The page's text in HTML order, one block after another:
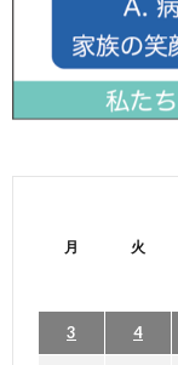
月 火
3 4